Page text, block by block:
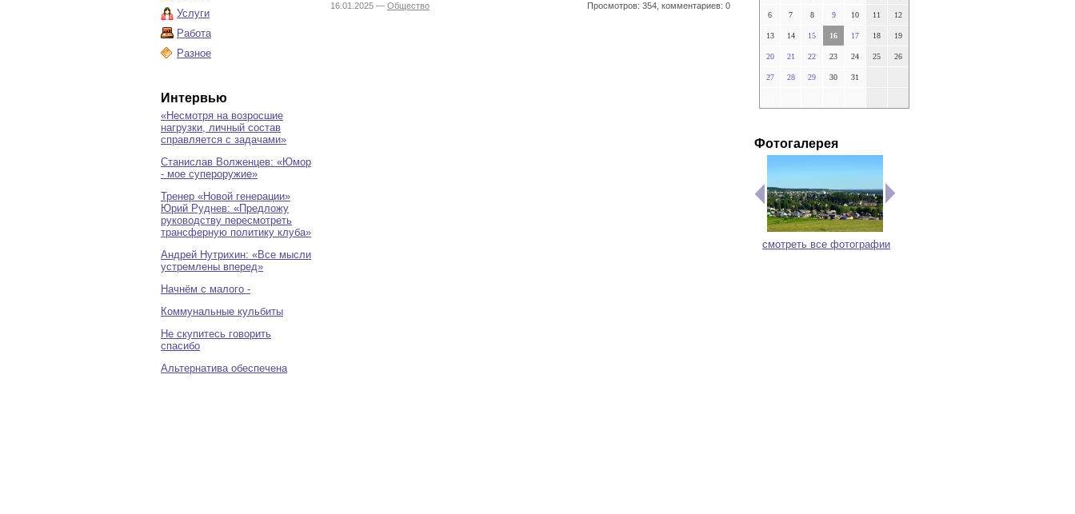
Услуги
Работа
Разное
Интервью
«Несмотря на возросшие
нагрузки, личный состав
справляется с задачами»
Станислав Волженцев: «Юмор
- мое супероружие»
Тренер «Новой генерации»
Юрий Руднев: «Предложу
руководству пересмотреть
трансферную политику клуба»
Андрей Нутрихин: «Все мысли
устремлены вперед»
Начнём с малого -
Коммунальные кульбиты
Не скупитесь говорить
спасибо
Альтернатива обеспечена
16.01.2025 — Общество Просмотров: 354, комментариев: 0
6 7 8 9 10 11 12
13 14 15 16 17 18 19
20 21 22 23 24 25 26
27 28 29 30 31
Фотогалерея
смотреть все фотографии